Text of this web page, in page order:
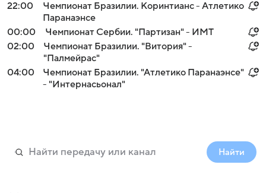
22:00
Чемпионат Бразилии. Коринтианс - Атлетико
Паранаэнсе
00:00
Чемпионат Сербии. "Партизан" - ИМТ
02:00
Чемпионат Бразилии. "Витория" -
"Палмейрас"
04:00
Чемпионат Бразилии. "Атлетико Паранаэнсе"
- "Интернасьонал"
Найти